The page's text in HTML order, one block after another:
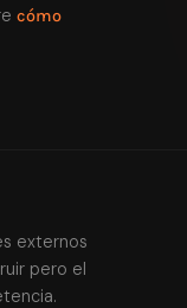
cómo
externos
pero el